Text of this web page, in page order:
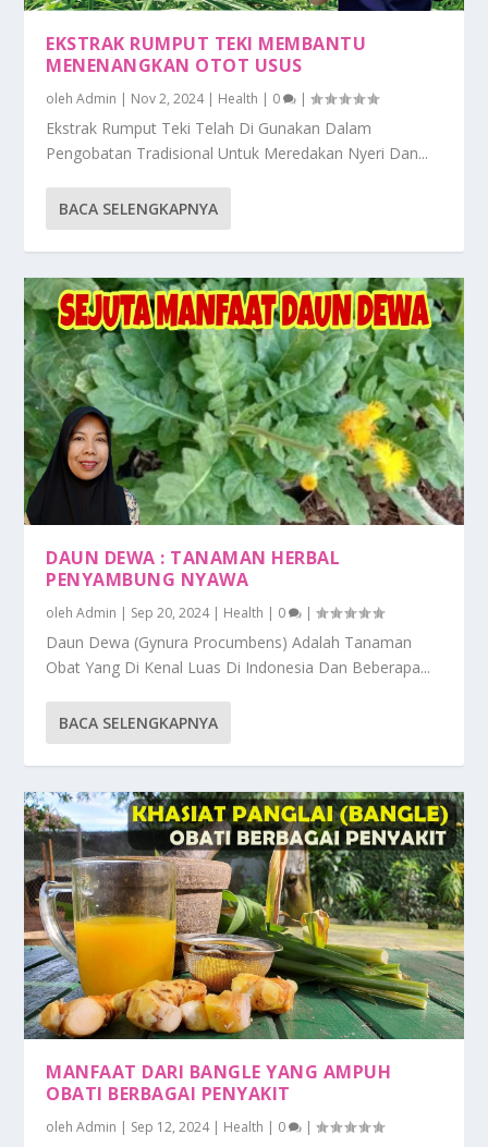
EKSTRAK RUMPUT TEKI MEMBANTU
MENENANGKAN OTOT USUS
olehAdmin | Nov 2, 2024| Health | 0 |
Ekstrak Rumput Teki Telah Di Gunakan Dalam
Pengobatan Tradisional Untuk Meredakan Nyeri Dan...
BACA SELENGKAPNYA
DAUN DEWA : TANAMAN HERBAL
PENYAMBUNG NYAWA
olehAdmin | Sep 20, 2024| Health | 0 |
Daun Dewa (Gynura Procumbens) Adalah Tanaman
Obat Yang Di Kenal Luas Di Indonesia Dan Beberapa...
BACA SELENGKAPNYA
MANFAAT DARI BANGLE YANG AMPUH
OBATI BERBAGAI PENYAKIT
olehAdmin | Sep 12, 2024| Health | 0 |